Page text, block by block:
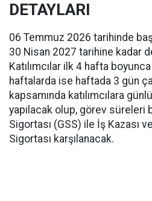
DETAYLARI
06 Temmuz 2026 tarihinde
30 Nisan 2027 tarihine kadar
Katılımcılar ilk 4 hafta
haftalarda ise haftada 3 gün
kapsamında katılımcılara
yapılacak olup, görev süreleri
Sigortası (GSS) ile İş Kazası
Sigortası karşılanacak.